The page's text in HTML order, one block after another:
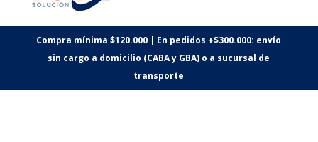
Compra mínima $120.000 | En pedidos +$300.000: envío
sin cargo a domicilio (CABA y GBA) o a sucursal de
transporte